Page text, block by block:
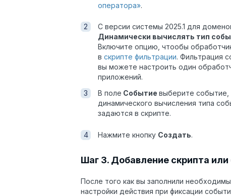
оператора».
С версии системы 2025.1 для
Динамически вычислять тип
Включите опцию, чтообы
в скрипте фильтрации. Фильтрация
вы можете настроить один
приложений.
В поле Событие выберите событие,
динамического вычисления типа
задаются в скрипте.
Нажмите кнопку Создать.
Шаг 3. Добавление скрипта
После того как вы заполнили
настройки действия при фиксации